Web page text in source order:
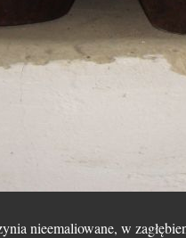
nieemaliowane, w